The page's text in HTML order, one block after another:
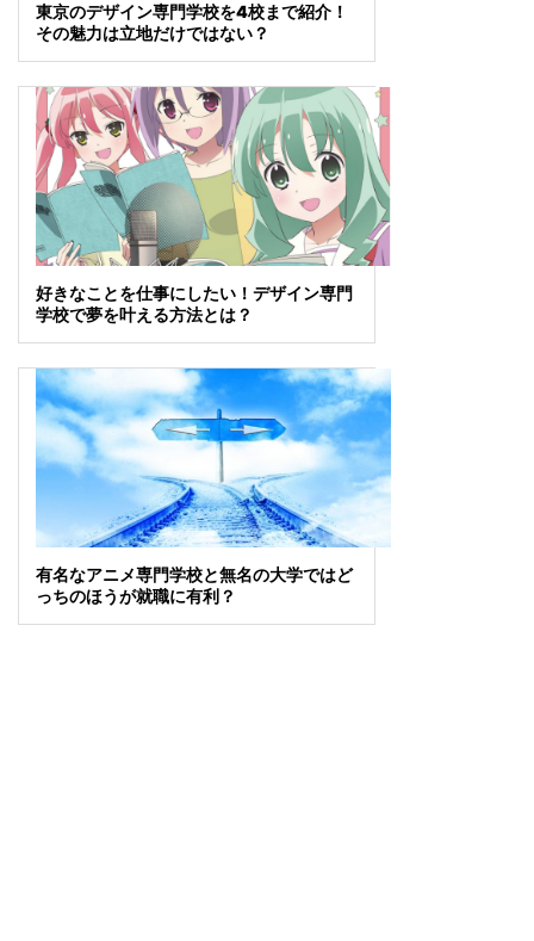
東京のデザイン専門学校を4校まで紹介！
その魅力は立地だけではない？
好きなことを仕事にしたい！デザイン専門
学校で夢を叶える方法とは？
有名なアニメ専門学校と無名の大学ではど
っちのほうが就職に有利？